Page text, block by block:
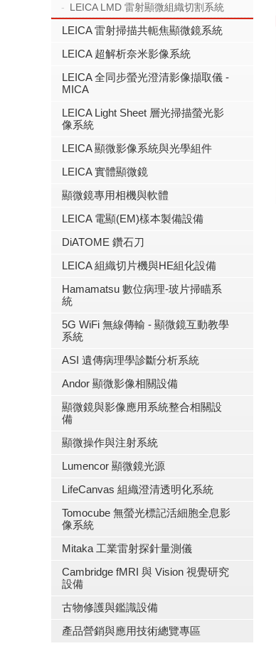
LEICA LMD 雷射顯微組織切割系統
LEICA 雷射掃描共軛焦顯微鏡系統
LEICA 超解析奈米影像系統
LEICA 全同步螢光澄清影像擷取儀 -
MICA
LEICA Light Sheet 層光掃描螢光影
像系統
LEICA 顯微影像系統與光學組件
LEICA 實體顯微鏡
顯微鏡專用相機與軟體
LEICA 電顯(EM)樣本製備設備
DiATOME 鑽石刀
LEICA 組織切片機與HE組化設備
Hamamatsu 數位病理-玻片掃瞄系
統
5G WiFi 無線傳輸 - 顯微鏡互動教學
系統
ASI 遺傳病理學診斷分析系統
Andor 顯微影像相關設備
顯微鏡與影像應用系統整合相關設
備
顯微操作與注射系統
Lumencor 顯微鏡光源
LifeCanvas 組織澄清透明化系統
Tomocube 無螢光標記活細胞全息影
像系統
Mitaka 工業雷射探針量測儀
Cambridge fMRI 與 Vision 視覺研究
設備
古物修護與鑑識設備
產品營銷與應用技術總覽專區